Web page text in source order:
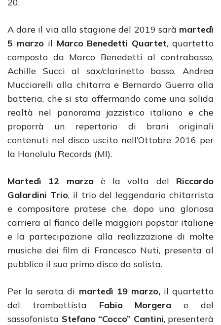
A dare il via alla stagione del 2019 sarà martedì
5 marzo il Marco Benedetti Quartet, quartetto
composto da Marco Benedetti al contrabasso,
Achille Succi al sax/clarinetto basso, Andrea
Mucciarelli alla chitarra e Bernardo Guerra alla
batteria, che si sta affermando come una solida
realtà nel panorama jazzistico italiano e che
proporrà un repertorio di brani originali
contenuti nel disco uscito nell’Ottobre 2016 per
la Honolulu Records (MI).
Martedì 12 marzo è la volta del Riccardo
Galardini Trio, il trio del leggendario chitarrista
e compositore pratese che, dopo una gloriosa
carriera al fianco delle maggiori popstar italiane
e la partecipazione alla realizzazione di molte
musiche dei film di Francesco Nuti, presenta al
pubblico il suo primo disco da solista.
Per la serata di martedì 19 marzo,il quartetto
del trombettista Fabio Morgera e del
sassofonista Stefano “Cocco” Cantini, presenterà